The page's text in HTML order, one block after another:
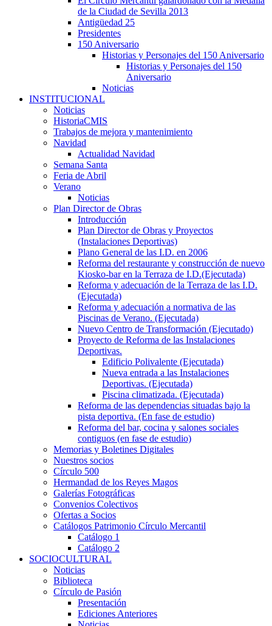
de la Ciudad de Sevilla 2013
Antigüedad 25
Presidentes
150 Aniversario
Historias y Personajes del 150 Aniversario
Historias y Personajes del 150
Aniversario
Noticias
INSTITUCIONAL
Noticias
HistoriaCMIS
Trabajos de mejora y mantenimiento
Navidad
Actualidad Navidad
Semana Santa
Feria de Abril
Verano
Noticias
Plan Director de Obras
Introducción
Plan Director de Obras y Proyectos
(Instalaciones Deportivas)
Plano General de las I.D. en 2006
Reforma del restaurante y construcción de nuevo
Kiosko-bar en la Terraza de I.D.(Ejecutada)
Reforma y adecuación de la Terraza de las I.D.
(Ejecutada)
Reforma y adecuación a normativa de las
Piscinas de Verano. (Ejecutada)
Nuevo Centro de Transformación (Ejecutado)
Proyecto de Reforma de las Instalaciones
Deportivas.
Edificio Polivalente (Ejecutada)
Nueva entrada a las Instalaciones
Deportivas. (Ejecutada)
Piscina climatizada. (Ejecutada)
Reforma de las dependencias situadas bajo la
pista deportiva. (En fase de estudio)
Reforma del bar, cocina y salones sociales
contiguos (en fase de estudio)
Memorias y Boletines Digitales
Nuestros socios
Círculo 500
Hermandad de los Reyes Magos
Galerías Fotográficas
Convenios Colectivos
Ofertas a Socios
Catálogos Patrimonio Círculo Mercantil
Catálogo 1
Catálogo 2
SOCIOCULTURAL
Noticias
Biblioteca
Círculo de Pasión
Presentación
Ediciones Anteriores